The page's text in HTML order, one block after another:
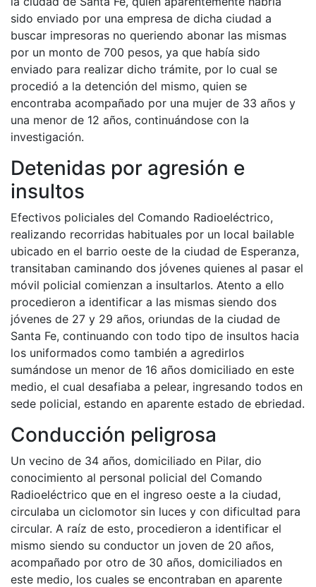
sido enviado por una empresa de dicha ciudad a
buscar impresoras no queriendo abonar las mismas
por un monto de 700 pesos, ya que había sido
enviado para realizar dicho trámite, por lo cual se
procedió a la detención del mismo, quien se
encontraba acompañado por una mujer de 33 años y
una menor de 12 años, continuándose con la
investigación.
Detenidas por agresión e
insultos
Efectivos policiales del Comando Radioeléctrico,
realizando recorridas habituales por un local bailable
ubicado en el barrio oeste de la ciudad de Esperanza,
transitaban caminando dos jóvenes quienes al pasar el
móvil policial comienzan a insultarlos. Atento a ello
procedieron a identificar a las mismas siendo dos
jóvenes de 27 y 29 años, oriundas de la ciudad de
Santa Fe, continuando con todo tipo de insultos hacia
los uniformados como también a agredirlos
sumándose un menor de 16 años domiciliado en este
medio, el cual desafiaba a pelear, ingresando todos en
sede policial, estando en aparente estado de ebriedad.
Conducción peligrosa
Un vecino de 34 años, domiciliado en Pilar, dio
conocimiento al personal policial del Comando
Radioeléctrico que en el ingreso oeste a la ciudad,
circulaba un ciclomotor sin luces y con dificultad para
circular. A raíz de esto, procedieron a identificar el
mismo siendo su conductor un joven de 20 años,
acompañado por otro de 30 años, domiciliados en
este medio, los cuales se encontraban en aparente